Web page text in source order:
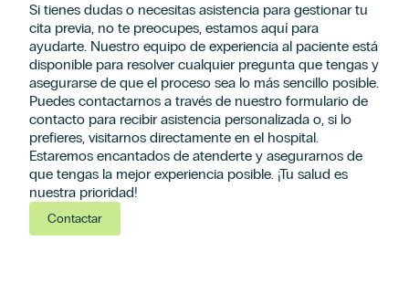
Si tienes dudas o necesitas asistencia para gestionar tu
cita previa, no te preocupes, estamos aquí para
ayudarte. Nuestro equipo de experiencia al paciente está
disponible para resolver cualquier pregunta que tengas y
asegurarse de que el proceso sea lo más sencillo posible.
Puedes contactarnos a través de nuestro formulario de
contacto para recibir asistencia personalizada o, si lo
prefieres, visitarnos directamente en el hospital.
Estaremos encantados de atenderte y asegurarnos de
que tengas la mejor experiencia posible. ¡Tu salud es
nuestra prioridad!
Contactar